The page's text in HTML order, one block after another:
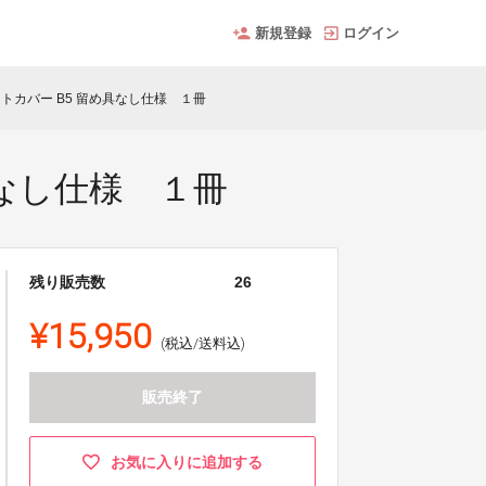
新規登録 ログイン
カバー B5 留め具なし仕様 １冊
し仕様 １冊
残り販売数 26
¥15,950 (税込/送料込)
販売終了
お気に入りに追加する